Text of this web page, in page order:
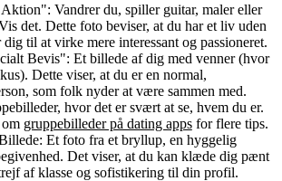
Vandrer du, spiller guitar, maler eller
det. Dette foto beviser, at du har et liv uden
til at virke mere interessant og passioneret.
Bevis": Et billede af dig med venner (hvor
Dette viser, at du er en normal,
som folk nyder at være sammen med.
hvor det er svært at se, hvem du er.
gruppebilleder på dating appsfor flere tips.
Et foto fra et bryllup, en hyggelig
Det viser, at du kan klæde dig pænt
af klasse og sofistikering til din profil.